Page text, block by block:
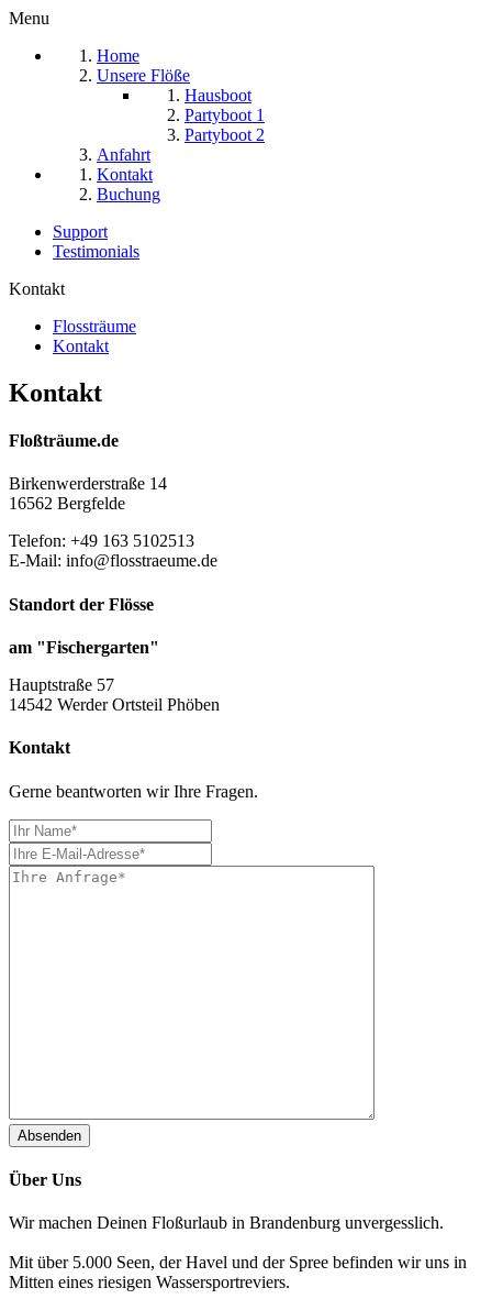
Menu
Home
Unsere Flöße
Hausboot
Partyboot 1
Partyboot 2
Anfahrt
Kontakt
Buchung
Support
Testimonials
Kontakt
Flossträume
Kontakt
Kontakt
Floßträume.de
Birkenwerderstraße 14
16562 Bergfelde
Telefon: +49 163 5102513
E-Mail: info@flosstraeume.de
Standort der Flösse
am "Fischergarten"
Hauptstraße 57
14542 Werder Ortsteil Phöben
Kontakt
Gerne beantworten wir Ihre Fragen.
Absenden
Über Uns
Wir machen Deinen Floßurlaub in Brandenburg unvergesslich.
Mit über 5.000 Seen, der Havel und der Spree befinden wir uns in
Mitten eines riesigen Wassersportreviers.